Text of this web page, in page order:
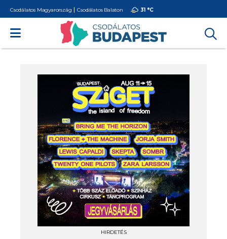
Csodálatos Magyarország Csodálatos Balaton 31 °C
HIRDETÉS